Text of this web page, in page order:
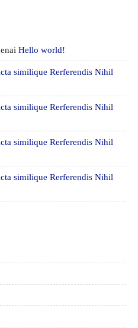
Hello world!
similique Rerferendis Nihil
similique Rerferendis Nihil
similique Rerferendis Nihil
similique Rerferendis Nihil